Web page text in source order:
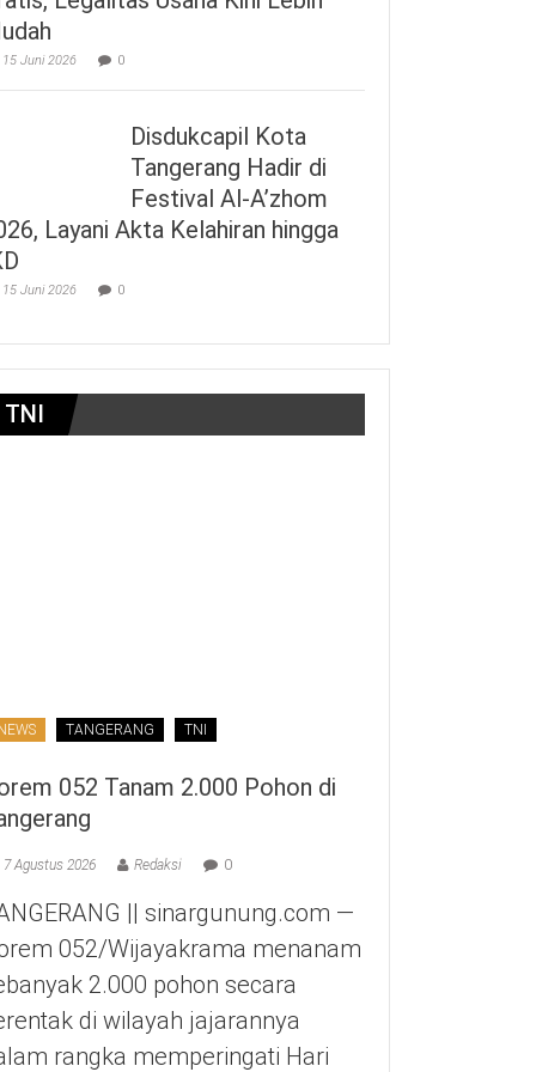
15 Juni 2026 0
Disdukcapil Kota
Tangerang Hadir di
Festival Al-A’zhom
Layani Akta Kelahiran hingga
15 Juni 2026 0
TNI
NEWS TANGERANG TNI
052 Tanam 2.000 Pohon di
7 Agustus 2026 Redaksi 0
|| sinargunung.com —
052/Wijayakrama menanam
2.000 pohon secara
di wilayah jajarannya
rangka memperingati Hari